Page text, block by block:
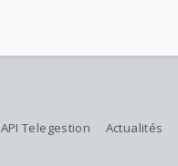
API Telegestion Actualités